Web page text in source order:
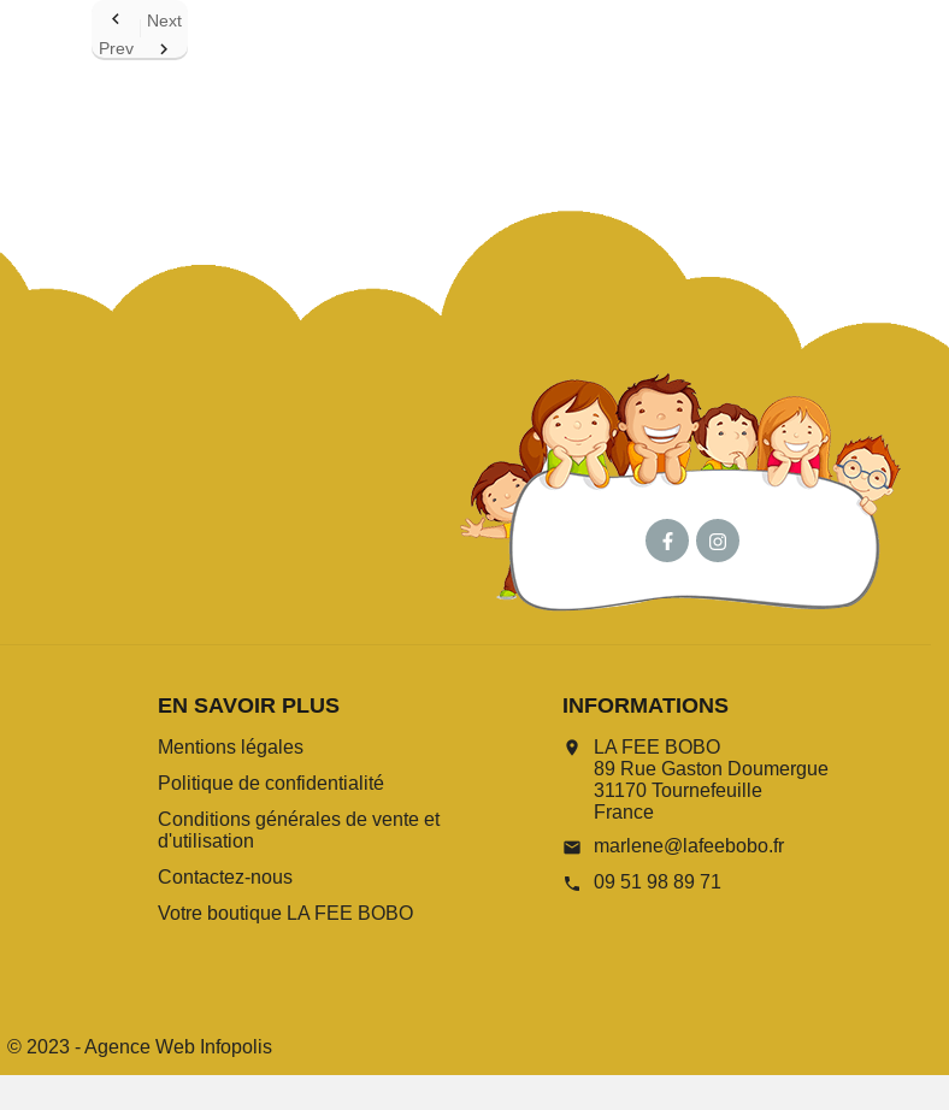

Prev
Next

EN SAVOIR PLUS
Mentions légales
Politique de confidentialité
Conditions générales de vente et
d'utilisation
Contactez-nous
Votre boutique LA FEE BOBO
INFORMATIONS
location_on
LA FEE BOBO
89 Rue Gaston Doumergue
31170 Tournefeuille
France
email marlene@lafeebobo.fr
call 09 51 98 89 71
© 2023 - Agence Web Infopolis